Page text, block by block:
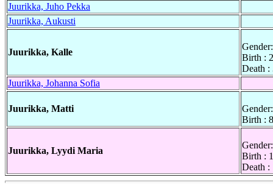
Juurikka, Juho Pekka
Juurikka, Aukusti
Juurikka, Kalle
Birth :
Death :
Juurikka, Johanna Sofia
Juurikka, Matti
Birth :
Juurikka, Lyydi Maria
Birth :
Death :